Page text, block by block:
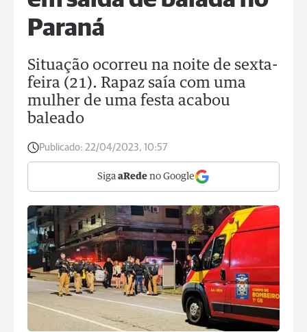
Paraná
Situação ocorreu na noite de sexta-
feira (21). Rapaz saía com uma
mulher de uma festa acabou
baleado
Publicado: 22/04/2023, 10:57
Siga aRede no Google